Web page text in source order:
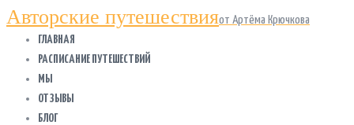
Авторские путешествияот Артёма Крючкова
ГЛАВНАЯ
РАСПИСАНИЕ ПУТЕШЕСТВИЙ
МЫ
ОТЗЫВЫ
БЛОГ